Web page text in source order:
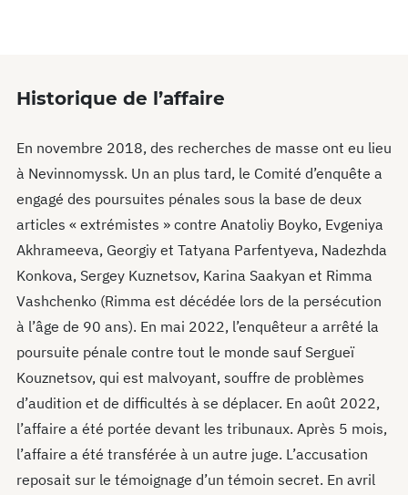
Historique de l’affaire
En novembre 2018, des recherches de masse ont eu lieu
à Nevinnomyssk. Un an plus tard, le Comité d’enquête a
engagé des poursuites pénales sous la base de deux
articles « extrémistes » contre Anatoliy Boyko, Evgeniya
Akhrameeva, Georgiy et Tatyana Parfentyeva, Nadezhda
Konkova, Sergey Kuznetsov, Karina Saakyan et Rimma
Vashchenko (Rimma est décédée lors de la persécution
à l’âge de 90 ans). En mai 2022, l’enquêteur a arrêté la
poursuite pénale contre tout le monde sauf Sergueï
Kouznetsov, qui est malvoyant, souffre de problèmes
d’audition et de difficultés à se déplacer. En août 2022,
l’affaire a été portée devant les tribunaux. Après 5 mois,
l’affaire a été transférée à un autre juge. L’accusation
reposait sur le témoignage d’un témoin secret. En avril